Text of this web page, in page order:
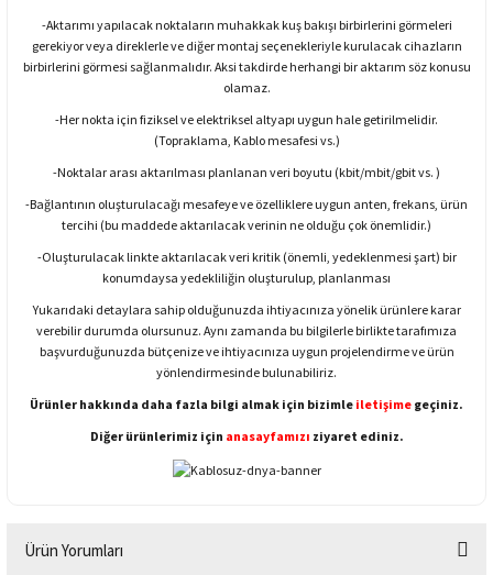
-Aktarımı yapılacak noktaların muhakkak kuş bakışı birbirlerini görmeleri
gerekiyor veya direklerle ve diğer montaj seçenekleriyle kurulacak cihazların
birbirlerini görmesi sağlanmalıdır. Aksi takdirde herhangi bir aktarım söz konusu
olamaz.
-Her nokta için fiziksel ve elektriksel altyapı uygun hale getirilmelidir.
(Topraklama, Kablo mesafesi vs.)
-Noktalar arası aktarılması planlanan veri boyutu (kbit/mbit/gbit vs. )
-Bağlantının oluşturulacağı mesafeye ve özelliklere uygun anten, frekans, ürün
tercihi (bu maddede aktarılacak verinin ne olduğu çok önemlidir.)
-Oluşturulacak linkte aktarılacak veri kritik (önemli, yedeklenmesi şart) bir
konumdaysa yedekliliğin oluşturulup, planlanması
Yukarıdaki detaylara sahip olduğunuzda ihtiyacınıza yönelik ürünlere karar
verebilir durumda olursunuz. Aynı zamanda bu bilgilerle birlikte tarafımıza
başvurduğunuzda bütçenize ve ihtiyacınıza uygun projelendirme ve ürün
yönlendirmesinde bulunabiliriz.
Ürünler hakkında daha fazla bilgi almak için bizimle iletişime geçiniz.
Diğer ürünlerimiz için anasayfamızı ziyaret ediniz.
Ürün Yorumları